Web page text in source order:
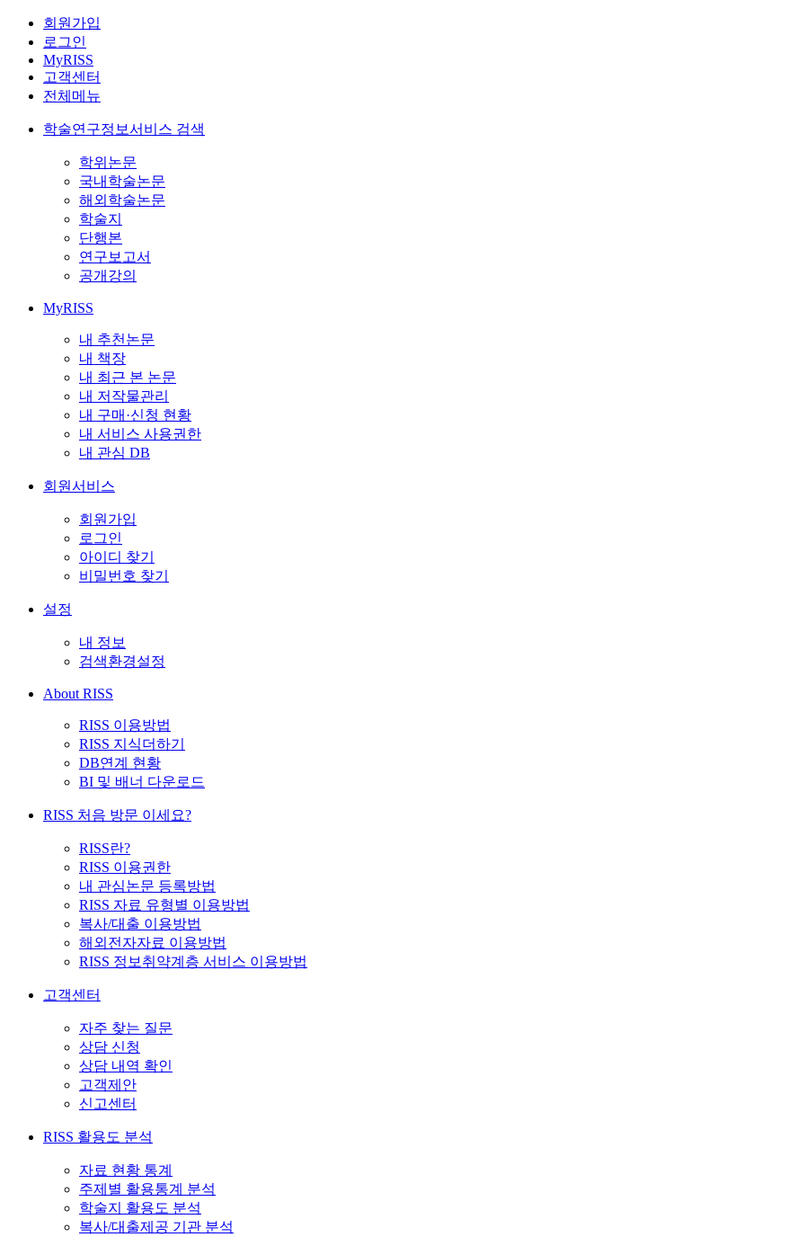
회원가입
로그인
MyRISS
고객센터
전체메뉴
학술연구정보서비스 검색
학위논문
국내학술논문
해외학술논문
학술지
단행본
연구보고서
공개강의
MyRISS
내 추천논문
내 책장
내 최근 본 논문
내 저작물관리
내 구매·신청 현황
내 서비스 사용권한
내 관심 DB
회원서비스
회원가입
로그인
아이디 찾기
비밀번호 찾기
설정
내 정보
검색환경설정
About RISS
RISS 이용방법
RISS 지식더하기
DB연계 현황
BI 및 배너 다운로드
RISS 처음 방문 이세요?
RISS란?
RISS 이용권한
내 관심논문 등록방법
RISS 자료 유형별 이용방법
복사/대출 이용방법
해외전자자료 이용방법
RISS 정보취약계층 서비스 이용방법
고객센터
자주 찾는 질문
상담 신청
상담 내역 확인
고객제안
신고센터
RISS 활용도 분석
자료 현황 통계
주제별 활용통계 분석
학술지 활용도 분석
복사/대출제공 기관 분석